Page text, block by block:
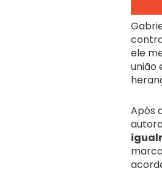
ele
união
Após